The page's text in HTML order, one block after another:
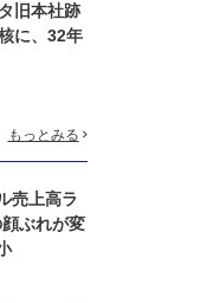
旧本社跡
に、32年
もっとみる
売上高ラ
ぶれが変